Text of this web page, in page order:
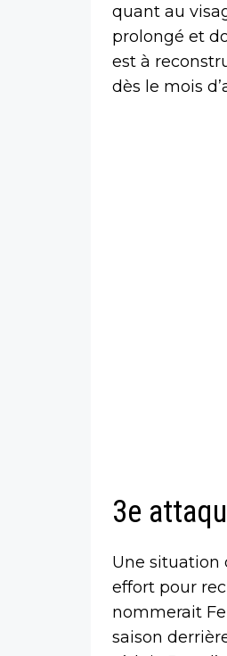
quant au
prolongé et
est à
dès le mois
3e
Une situation
effort pour
nommerait
saison